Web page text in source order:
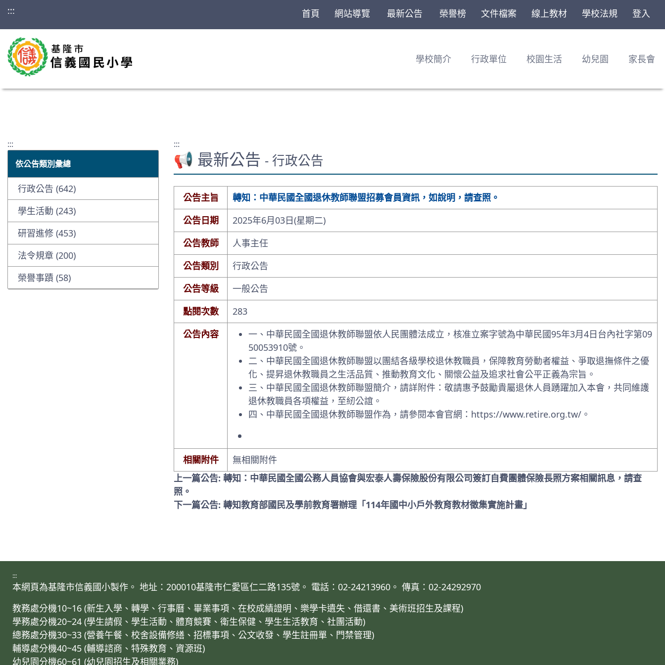
::: 首頁 網站導覽 最新公告 榮譽榜 文件檔案 線上教材 學校法規 登入
學校簡介 行政單位 校園生活 幼兒園 家長會
:::
依公告類別彙總
行政公告 (642)
學生活動 (243)
研習進修 (453)
法令規章 (200)
榮譽事蹟 (58)
:::
📢 最新公告 - 行政公告
公告主旨
轉知：中華民國全國退休教師聯盟招募會員資訊，如說明，請查照。
公告日期
2025年6月03日(星期二)
公告教師
人事主任
公告類別
行政公告
公告等級
一般公告
點閱次數
283
公告內容
一、中華民國全國退休教師聯盟依人民團體法成立，核准立案字號為中華民國95年3月4日台內社字第09
50053910號。
二、中華民國全國退休教師聯盟以團結各級學校退休教職員，保障教育勞動者權益、爭取退撫條件之優
化、提昇退休教職員之生活品質、推動教育文化、關懷公益及追求社會公平正義為宗旨。
三、中華民國全國退休教師聯盟簡介，請詳附件：敬請惠予鼓勵貴屬退休人員踴躍加入本會，共同維護
退休教職員各項權益，至紉公誼。
四、中華民國全國退休教師聯盟作為，請參閱本會官網：https://www.retire.org.tw/。
相關附件
無相關附件
上一篇公告: 轉知：中華民國全國公務人員協會與宏泰人壽保險股份有限公司簽訂自費團體保險長照方案相關訊息，請查
照。
下一篇公告: 轉知教育部國民及學前教育署辦理「114年國中小戶外教育教材徵集實施計畫」
:::
本網頁為基隆市信義國小製作。 地址：200010基隆市仁愛區仁二路135號。 電話：02-24213960。 傳真：02-24292970
教務處分機10~16 (新生入學、轉學、行事曆、畢業事項、在校成績證明、樂學卡遺失、借還書、美術班招生及課程)
學務處分機20~24 (學生請假、學生活動、體育競賽、衛生保健、學生生活教育、社團活動)
總務處分機30~33 (營養午餐、校舍設備修繕、招標事項、公文收發、學生註冊單、門禁管理)
輔導處分機40~45 (輔導諮商、特殊教育、資源班)
幼兒園分機60~61 (幼兒園招生及相關業務)